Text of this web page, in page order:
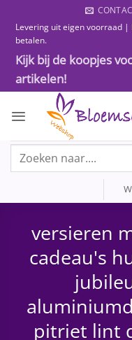
naar
inhoud
Levering uit eigen voorraad
betalen.
Kijk bij de koopjes
artikelen!
Zoeken
versieren
cadeau's
pitriet lint